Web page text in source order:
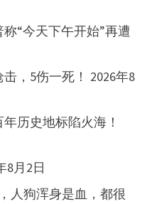
“今天下午开始”再遭
，5伤一死！ 2026年8
历史地标陷火海！
8月2日
人狗浑身是血，都很